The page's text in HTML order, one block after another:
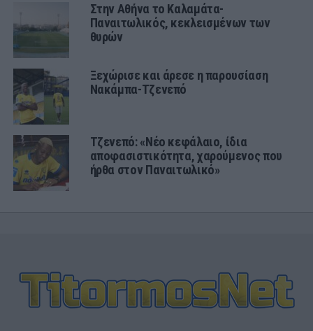
Στην Αθήνα το Καλαμάτα-
Παναιτωλικός, κεκλεισμένων των
θυρών
Ξεχώρισε και άρεσε η παρουσίαση
Νακάμπα-Τζενεπό
Τζενεπό: «Νέο κεφάλαιο, ίδια
αποφασιστικότητα, χαρούμενος που
ήρθα στον Παναιτωλικό»